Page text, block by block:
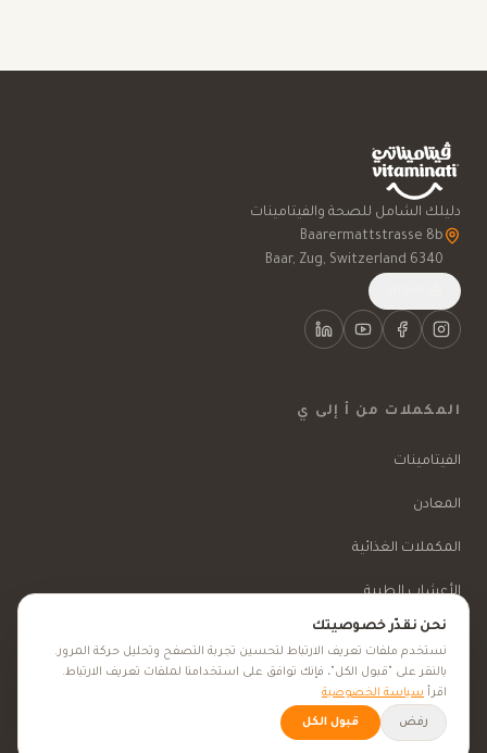
دليلك الشامل للصحة والفيتامينات
6340 Baar, Zug, Switzerland
المكملات من أ إلى ي
الفيتامينات
المعادن
المكملات الغذائية
الأعشاب الطبية
الجمال والعناية
الأهداف الصحية
نحن نقدّر خصوصيتك
نستخدم ملفات تعريف الارتباط لتحسين تجربة التصفح وتحليل حركة المرور.
بالنقر على "قبول الكل"، فإنك توافق على استخدامنا لملفات تعريف الارتباط.
اقرأ سياسة الخصوصية
رفض قبول الكل